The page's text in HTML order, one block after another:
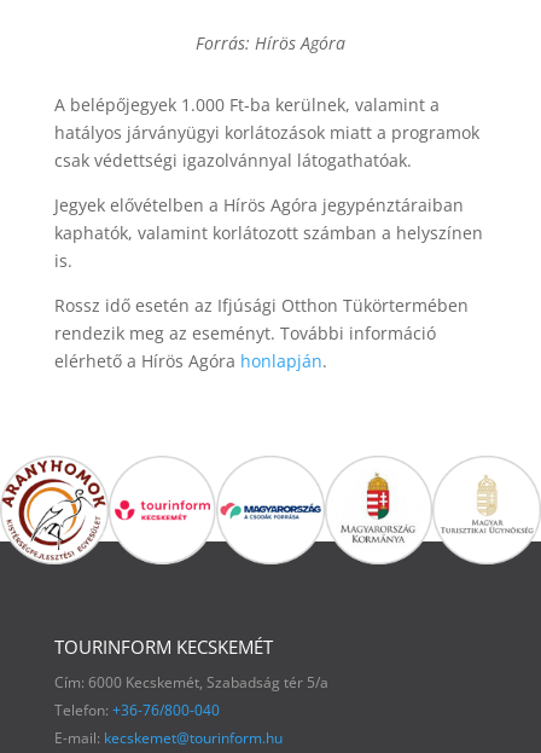
Forrás: Hírös Agóra
A belépőjegyek 1.000 Ft-ba kerülnek, valamint a
hatályos járványügyi korlátozások miatt a programok
csak védettségi igazolvánnyal látogathatóak.
Jegyek elővételben a Hírös Agóra jegypénztáraiban
kaphatók, valamint korlátozott számban a helyszínen
is.
Rossz idő esetén az Ifjúsági Otthon Tükörtermében
rendezik meg az eseményt. További információ
elérhető a Hírös Agóra honlapján.
TOURINFORM KECSKEMÉT
Cím: 6000 Kecskemét, Szabadság tér 5/a
Telefon: +36-76/800-040
E-mail: kecskemet@tourinform.hu